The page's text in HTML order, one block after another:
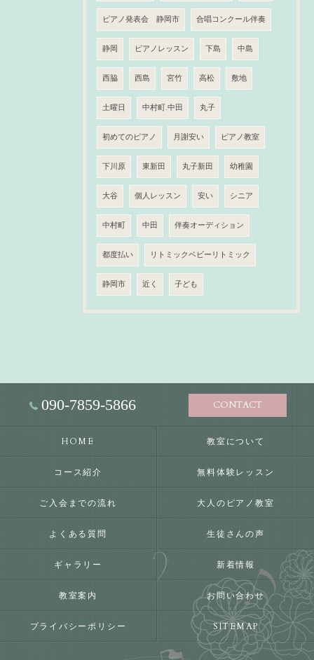
ピアノ発表会 静岡市 合唱コンクール伴奏
静岡 ピアノレッスン 下島 中島
西脇 西島 宮竹 高松 敷地
土曜日 中村町.中田 丸子
初めてのピアノ 月謝安い ピアノ教室
下川原 東新田 丸子新田 幼稚園
大谷 個人レッスン 安い シニア
中村町 中田 伴奏オーディション
都度払い リトミックベビーリトミック
静岡市 近く 子ども
090-7859-5866 CONTACT
HOME 教室について
コース紹介 無料体験レッスン
ご入会までの流れ 大人のピアノ教室
よくある質問 生徒さんの声
ギャラリー 新着情報
教室案内 お問い合わせ
プライバシーポリシー SITEMAP